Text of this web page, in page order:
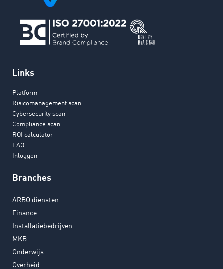
Links
Platform
Risicomanagement scan
Cybersecurity scan
Compliance scan
ROI calculator
FAQ
Inloggen
Branches
ARBO diensten
Finance
Installatiebedrijven
MKB
Onderwijs
Overheid